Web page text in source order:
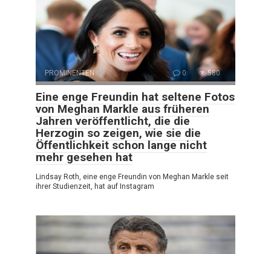
PROMINENTEN 0 580
Eine enge Freundin hat seltene Fotos
von Meghan Markle aus früheren
Jahren veröffentlicht, die die
Herzogin so zeigen, wie sie die
Öffentlichkeit schon lange nicht
mehr gesehen hat
Lindsay Roth, eine enge Freundin von Meghan Markle seit
ihrer Studienzeit, hat auf Instagram